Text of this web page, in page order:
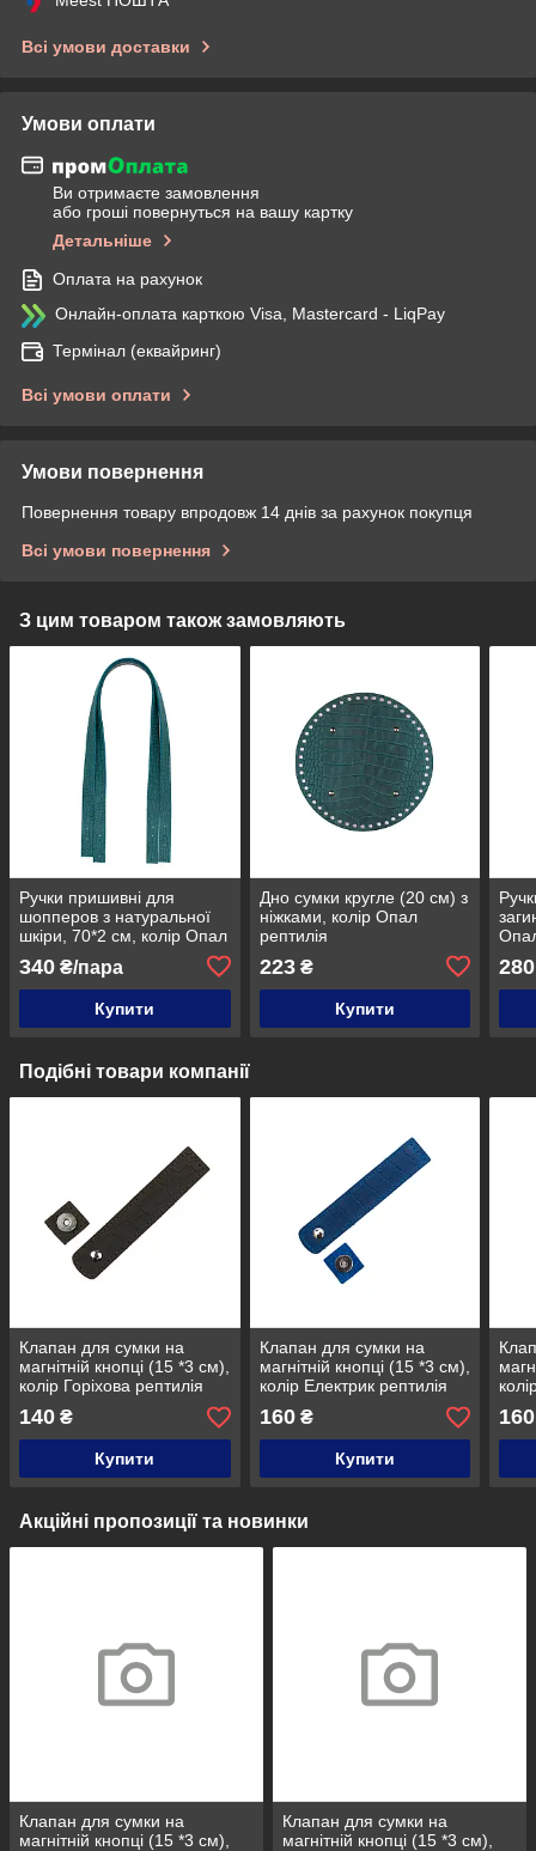
Всі умови доставки
Умови оплати
Ви отримаєте замовлення
або гроші повернуться на вашу картку
Детальніше
Оплата на рахунок
Онлайн-оплата карткою Visa, Mastercard - LiqPay
Термінал (еквайринг)
Всі умови оплати
Умови повернення
Повернення товару впродовж 14 днів за рахунок покупця
Всі умови повернення
З цим товаром також замовляють
Ручки пришивні для
шопперов з натуральної
шкіри, 70*2 см, колір Опал
340 ₴/пара
Купити
Дно сумки кругле (20 см) з
ніжками, колір Опал
рептилія
223₴
Купити
280
Подібні товари компанії
Клапан для сумки на
магнітній кнопці (15 *3 см),
колір Горіхова рептилія
140 ₴
Купити
Клапан для сумки на
магнітній кнопці (15 *3 см),
колір Електрик рептилія
160₴
Купити
160
Акційні пропозиції та новинки
Клапан для сумки на
магнітній кнопці (15 *3 см),
Клапан для сумки на
магнітній кнопці (15 *3 см),